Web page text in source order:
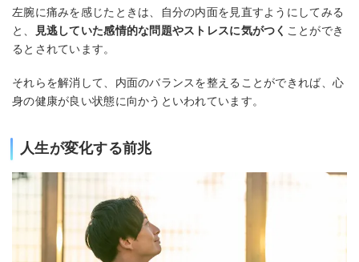
左腕に痛みを感じたときは、自分の内面を見直すようにしてみる
と、
見逃していた感情的な問題やストレスに気がつく ことができ
るとされています。
それらを解消して、内面のバランスを整えることができれば、心
身の健康が良い状態に向かうといわれています。
人生が変化する前兆